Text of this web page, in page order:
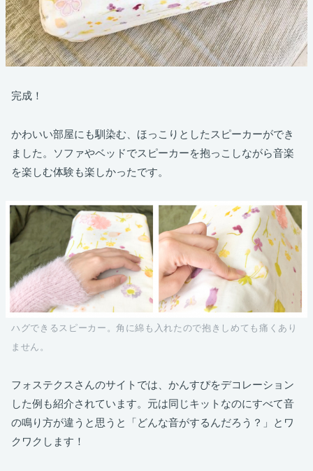
完成！
かわいい部屋にも馴染む、ほっこりとしたスピーカーができ
ました。ソファやベッドでスピーカーを抱っこしながら音楽
を楽しむ体験も楽しかったです。
ハグできるスピーカー。角に綿も入れたので抱きしめても痛くあり
ません。
フォステクスさんのサイトでは、かんすぴをデコレーション
した例も紹介されています。元は同じキットなのにすべて音
の鳴り方が違うと思うと「どんな音がするんだろう？」とワ
クワクします！